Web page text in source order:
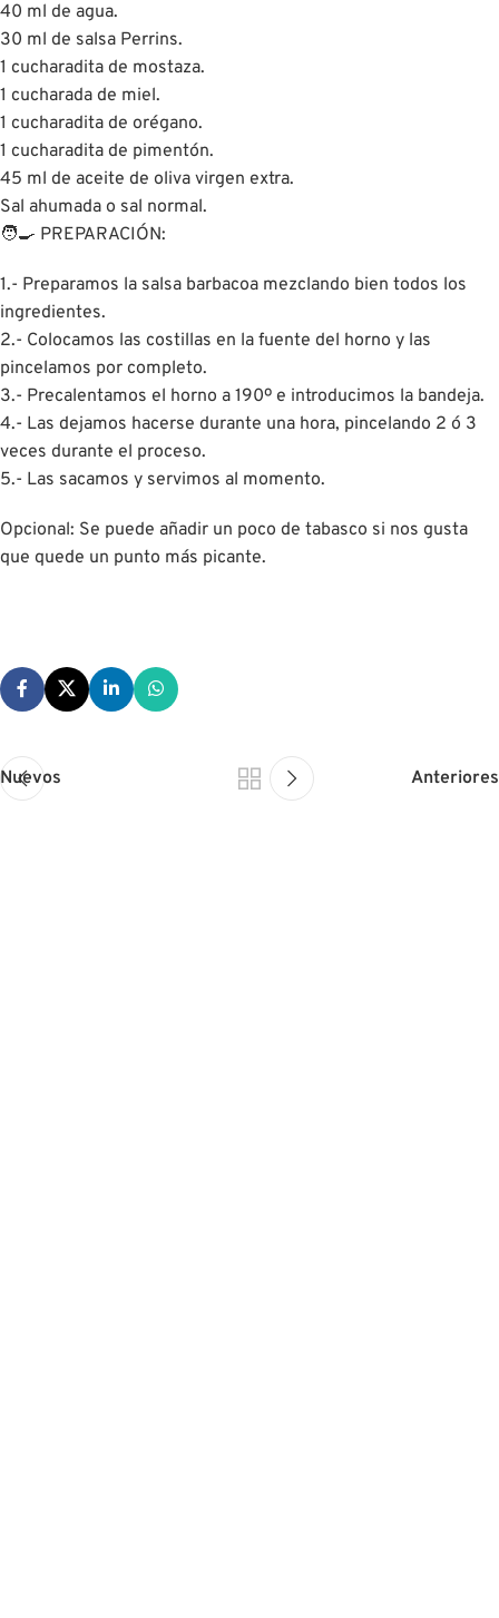
40 ml de agua.
30 ml de salsa Perrins.
1 cucharadita de mostaza.
1 cucharada de miel.
1 cucharadita de orégano.
1 cucharadita de pimentón.
45 ml de aceite de oliva virgen extra.
Sal ahumada o sal normal.
🧑‍🍳 PREPARACIÓN:
1.- Preparamos la salsa barbacoa mezclando bien todos los
ingredientes.
2.- Colocamos las costillas en la fuente del horno y las
pincelamos por completo.
3.- Precalentamos el horno a 190º e introducimos la bandeja.
4.- Las dejamos hacerse durante una hora, pincelando 2 ó 3
veces durante el proceso.
5.- Las sacamos y servimos al momento.
Opcional: Se puede añadir un poco de tabasco si nos gusta
que quede un punto más picante.
Nuevos Anteriores